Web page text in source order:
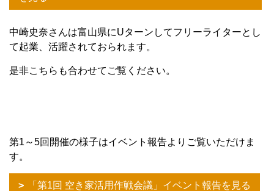
中崎史奈さんは富山県にUターンしてフリーライターとし
て起業、活躍されておられます。
是非こちらも合わせてご覧ください。
第1～5回開催の様子はイベント報告よりご覧いただけま
す。
「第1回 空き家活用作戦会議」イベント報告を見る